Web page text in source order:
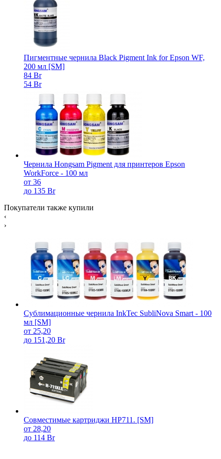
Пигментные чернила Black Pigment Ink for Epson WF,
200 мл [SM]
84 Br
54 Br
Чернила Hongsam Pigment для принтеров Epson
WorkForce - 100 мл
от 36
до 135 Br
Покупатели также купили
‹
›
Сублимационные чернила InkTec SubliNova Smart - 100
мл [SM]
от 25,20
до 151,20 Br
Совместимые картриджи HP711. [SM]
от 28,20
до 114 Br